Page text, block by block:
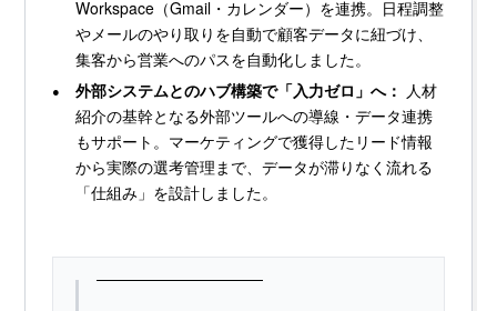
Workspace（Gmail・カレンダー）を連携。日程調整
やメールのやり取りを自動で顧客データに紐づけ、
集客から営業へのパスを自動化しました。
外部システムとのハブ構築で「入力ゼロ」へ： 人材
紹介の基幹となる外部ツールへの導線・データ連携
もサポート。マーケティングで獲得したリード情報
から実際の選考管理まで、データが滞りなく流れる
「仕組み」を設計しました。